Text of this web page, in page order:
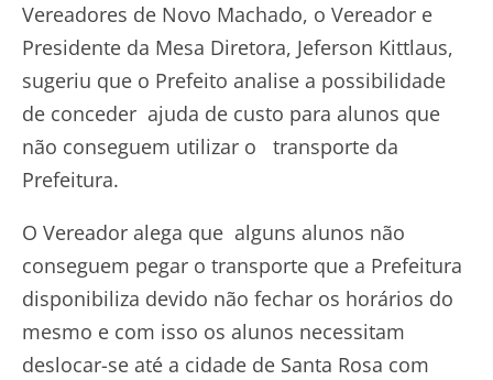
Vereadores de Novo Machado, o Vereador e
Presidente da Mesa Diretora, Jeferson Kittlaus,
sugeriu que o Prefeito analise a possibilidade
de conceder ajuda de custo para alunos que
não conseguem utilizar o transporte da
Prefeitura.
O Vereador alega que alguns alunos não
conseguem pegar o transporte que a Prefeitura
disponibiliza devido não fechar os horários do
mesmo e com isso os alunos necessitam
deslocar-se até a cidade de Santa Rosa com